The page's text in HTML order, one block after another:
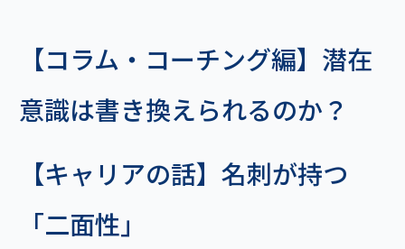
【コラム・コーチング編】潜在
意識は書き換えられるのか？
【キャリアの話】名刺が持つ
「二面性」